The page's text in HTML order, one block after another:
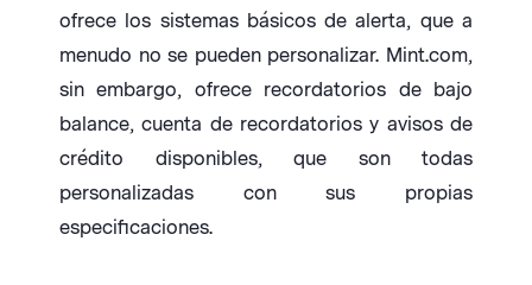
ofrece los sistemas básicos de alerta, que a
menudo no se pueden personalizar. Mint.com,
sin embargo, ofrece recordatorios de bajo
balance, cuenta de recordatorios y avisos de
crédito disponibles, que son todas
personalizadas con sus propias
especificaciones.